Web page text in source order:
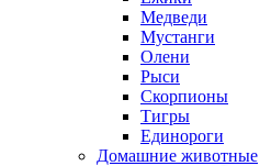
Медведи
Мустанги
Олени
Рыси
Скорпионы
Тигры
Единороги
Домашние животные